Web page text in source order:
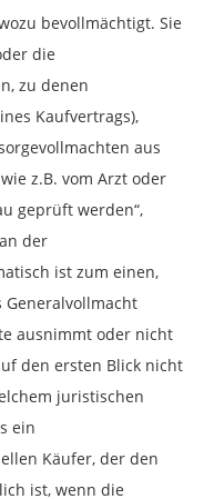
bevollmächtigt. Sie
die
zu denen
Kaufvertrags),
aus
z.B. vom Arzt oder
geprüft werden“,
der
ist zum einen,
Generalvollmacht
ausnimmt oder nicht
den ersten Blick nicht
juristischen
ein
Käufer, der den
ist, wenn die